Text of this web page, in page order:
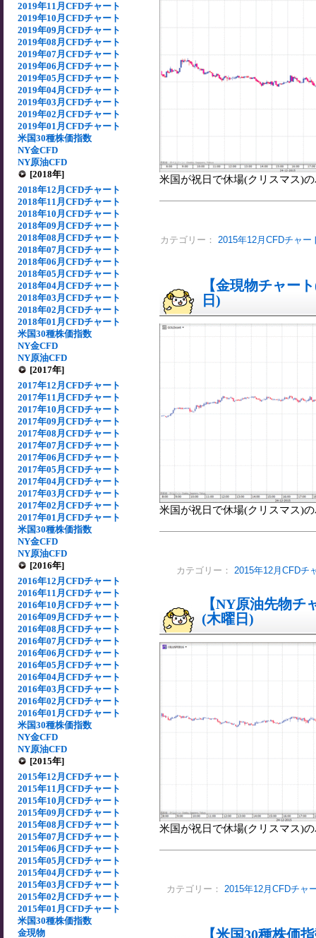
2019年11月CFDチャート
2019年10月CFDチャート
2019年09月CFDチャート
2019年08月CFDチャート
2019年07月CFDチャート
2019年06月CFDチャート
2019年05月CFDチャート
2019年04月CFDチャート
2019年03月CFDチャート
2019年02月CFDチャート
2019年01月CFDチャート
米国30種株価指数
NY金CFD
NY原油CFD
[2018年]
2018年12月CFDチャート
2018年11月CFDチャート
2018年10月CFDチャート
2018年09月CFDチャート
2018年08月CFDチャート
2018年07月CFDチャート
2018年06月CFDチャート
2018年05月CFDチャート
2018年04月CFDチャート
2018年03月CFDチャート
2018年02月CFDチャート
2018年01月CFDチャート
米国30種株価指数
NY金CFD
NY原油CFD
[2017年]
2017年12月CFDチャート
2017年11月CFDチャート
2017年10月CFDチャート
2017年09月CFDチャート
2017年08月CFDチャート
2017年07月CFDチャート
2017年06月CFDチャート
2017年05月CFDチャート
2017年04月CFDチャート
2017年03月CFDチャート
2017年02月CFDチャート
2017年01月CFDチャート
米国30種株価指数
NY金CFD
NY原油CFD
[2016年]
2016年12月CFDチャート
2016年11月CFDチャート
2016年10月CFDチャート
2016年09月CFDチャート
2016年08月CFDチャート
2016年07月CFDチャート
2016年06月CFDチャート
2016年05月CFDチャート
2016年04月CFDチャート
2016年03月CFDチャート
2016年02月CFDチャート
2016年01月CFDチャート
米国30種株価指数
NY金CFD
NY原油CFD
[2015年]
2015年12月CFDチャート
2015年11月CFDチャート
2015年10月CFDチャート
2015年09月CFDチャート
2015年08月CFDチャート
2015年07月CFDチャート
2015年06月CFDチャート
2015年05月CFDチャート
2015年04月CFDチャート
2015年03月CFDチャート
2015年02月CFDチャート
2015年01月CFDチャート
米国30種株価指数
金現物
米国が祝日で休場(クリスマス)
カテゴリー： 2015年12月CFDチャー
【金現物チャー
日)
米国が祝日で休場(クリスマス)
カテゴリー： 2015年12月CFDチ
【NY原油先物チ
(木曜日)
米国が祝日で休場(クリスマス)
カテゴリー： 2015年12月CFDチャ
【米国30種株価